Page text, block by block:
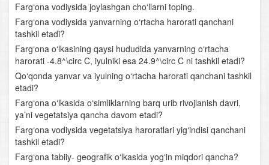
O‘rta Osiyoning geologik tuzilishi va relyefi
O‘rta Osiyo iqlimi
O‘rta Osiyo suvlari
O‘rta Osiyo tuproqlari, o‘simliklari va hayvonot dunyosi
O‘rta Osiyoning hududiy tavsifi
O‘zbekistonning tabiiy-geografik xususiyatlari, geologik
tuzilishi, yer yuzasining taraqqiyoti
Farg‘ona vodiysida joylashgan cho‘llarni toping.
Farg‘ona vodiysida yanvarning o‘rtacha harorati qanchani
tashkil etadi?
Farg‘ona o‘lkasining qaysi hududida yanvarning o‘rtacha
harorati -4.8^\circ C, iyulniki esa 24.9^\circ C ni tashkil etadi?
Qo‘qonda yanvar va iyulning o‘rtacha harorati qanchani tashkil
etadi?
Farg‘ona o‘lkasida o‘simliklarning barq urib rivojlanish davri,
ya’ni vegetatsiya qancha davom etadi?
Farg‘ona vodiysida vegetatsiya haroratlari yig‘indisi qanchani
tashkil etadi?
Farg‘ona tabiiy- geografik o‘lkasida yog‘in miqdori qancha?